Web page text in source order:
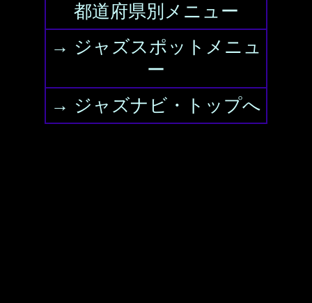
都道府県別メニュー
→ ジャズスポットメニュ
ー
→ ジャズナビ・トップへ